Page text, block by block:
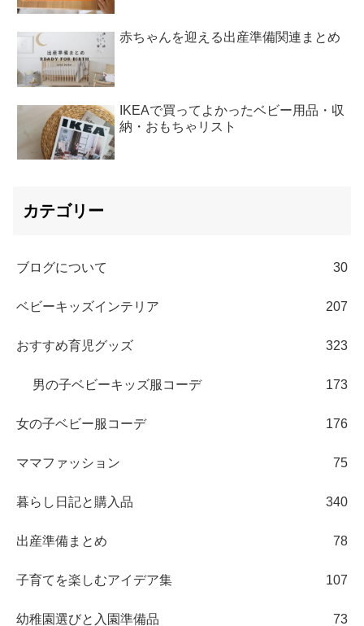
赤ちゃんを迎える出産準備関連まとめ
IKEAで買ってよかったベビー用品・収
納・おもちゃリスト
カテゴリー
ブログについて 30
ベビーキッズインテリア 207
おすすめ育児グッズ 323
男の子ベビーキッズ服コーデ 173
女の子ベビー服コーデ 176
ママファッション 75
暮らし日記と購入品 340
出産準備まとめ 78
子育てを楽しむアイデア集 107
幼稚園選びと入園準備品 73